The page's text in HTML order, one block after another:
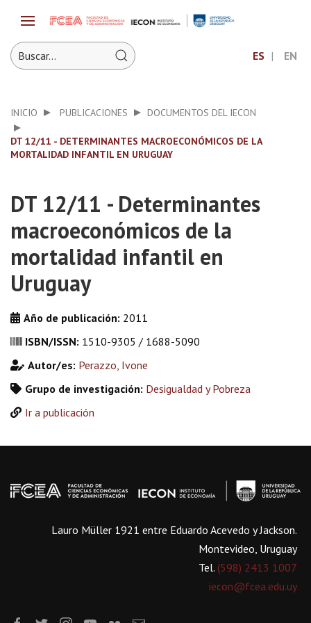
ES EN
INICIO PUBLICACIONES DOCUMENTOS DEL IECON
DT 12/11 - DETERMINANTES MACROECONÓMICOS DE LA
MORTALIDAD INFANTIL EN URUGUAY
DT 12/11 - Determinantes
macroeconómicos de la
mortalidad infantil en
Uruguay
Año de publicación: 2011
ISBN/ISSN: 1510-9305 / 1688-5090
Autor/es: Perazzo, Ivone
Grupo de investigación: Desigualdad y Pobreza
Ir a publicación
Lauro Müller 1921 entre Eduardo Acevedo y Jackson.
Montevideo, Uruguay
Tel. (598) 2413 1007
iecon@fcea.edu.uy